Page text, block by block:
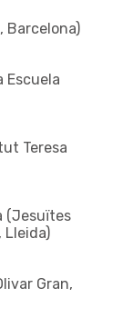
Barcelona)
Escuela
Teresa
(Jesuïtes
Lleida)
Gran,